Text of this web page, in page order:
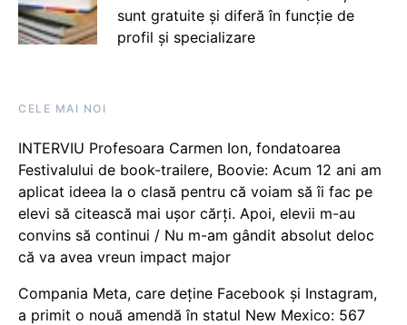
sunt gratuite și diferă în funcție de
profil și specializare
CELE MAI NOI
INTERVIU Profesoara Carmen Ion, fondatoarea
Festivalului de book-trailere, Boovie: Acum 12 ani am
aplicat ideea la o clasă pentru că voiam să îi fac pe
elevi să citească mai ușor cărți. Apoi, elevii m-au
convins să continui / Nu m-am gândit absolut deloc
că va avea vreun impact major
Compania Meta, care deține Facebook și Instagram,
a primit o nouă amendă în statul New Mexico: 567